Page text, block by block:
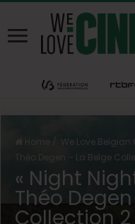
Home / We Love
Théo Degen – La Belge
« Night
Théo
Collection 2